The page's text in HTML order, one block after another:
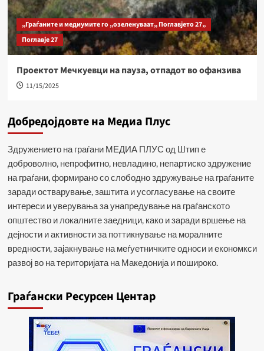
„Граѓаните и медиумите го „озеленуваат„ Поглавјето 27„
Поглавје 27
Проектот Мечкуевци на пауза, отпадот во офанзива
11/15/2025
Добредојдовте на Медиа Плус
Здружението на граѓани МЕДИА ПЛУС од Штип е
доброволно, непрофитно, невладино, непартиско здружение
на граѓани, формирано со слободно здружување на граѓаните
заради остварување, заштита и усогласување на своите
интереси и уверувања за унапредување на граѓанското
општество и локалните заедници, како и заради вршење на
дејности и активности за поттикнување на моралните
вредности, зајакнување на меѓуетничките односи и економкси
развој во на територијата на Македонија и пошироко.
Граѓански Ресурсен Центар